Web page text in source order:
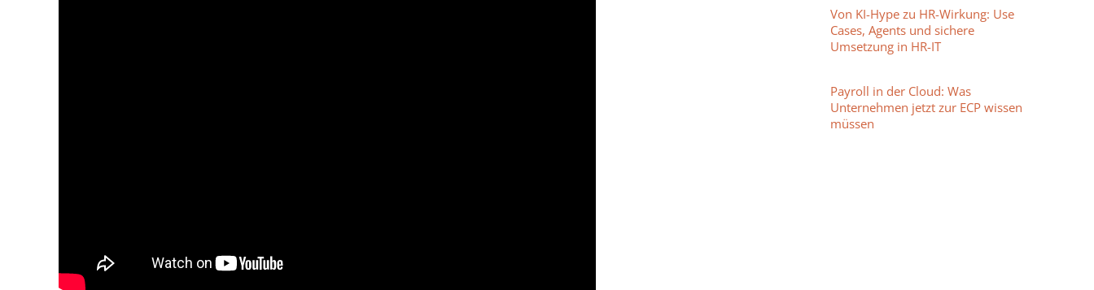
Von KI-Hype zu HR-Wirkung: Use
Cases, Agents und sichere
Umsetzung in HR-IT
Payroll in der Cloud: Was
Unternehmen jetzt zur ECP wissen
müssen